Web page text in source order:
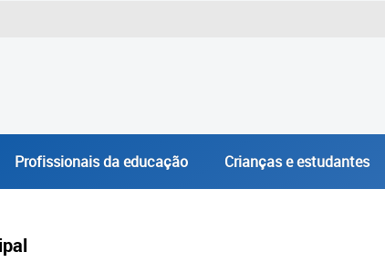
Profissionais da educação Crianças e estudantes